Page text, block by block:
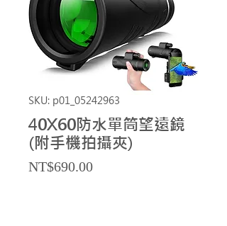
SKU: p01_05242963
40X60防水單筒望遠鏡
(附手機拍攝夾)
NT$690.00Price